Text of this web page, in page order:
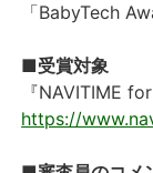
「BabyTech
■受賞対象
『NAVITIME
https://